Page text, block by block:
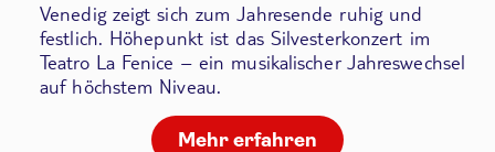
Venedig zeigt sich zum Jahresende ruhig und
festlich. Höhepunkt ist das Silvesterkonzert im
Teatro La Fenice – ein musikalischer Jahreswechsel
auf höchstem Niveau.
Mehr erfahren